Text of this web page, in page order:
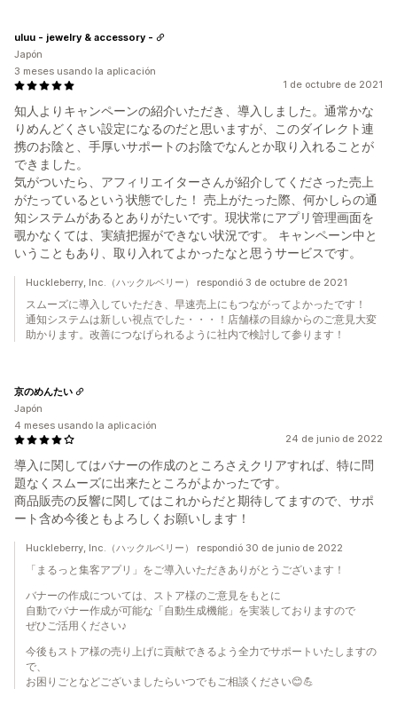
1 de octubre de 2021
知人よりキャンペーンの紹介いただき、導入しました。通常かな
りめんどくさい設定になるのだと思いますが、このダイレクト連
携のお陰と、手厚いサポートのお陰でなんとか取り入れることが
できました。
気がついたら、アフィリエイターさんが紹介してくださった売上
がたっているという状態でした！ 売上がたった際、何かしらの通
知システムがあるとありがたいです。現状常にアプリ管理画面を
覗かなくては、実績把握ができない状況です。 キャンペーン中と
いうこともあり、取り入れてよかったなと思うサービスです。
uluu - jewelry & accessory -
Japón
3 meses usando la aplicación
Huckleberry, Inc.（ハックルベリー） respondió 3 de octubre de 2021
スムーズに導入していただき、早速売上にもつながってよかったです！
通知システムは新しい視点でした・・・！店舗様の目線からのご意見大変
助かります。改善につなげられるように社内で検討して参ります！
24 de junio de 2022
導入に関してはバナーの作成のところさえクリアすれば、特に問
題なくスムーズに出来たところがよかったです。
商品販売の反響に関してはこれからだと期待してますので、サポ
ート含め今後ともよろしくお願いします！
京のめんたい
Japón
4 meses usando la aplicación
Huckleberry, Inc.（ハックルベリー） respondió 30 de junio de 2022
「まるっと集客アプリ」をご導入いただきありがとうございます！
バナーの作成については、ストア様のご意見をもとに
自動でバナー作成が可能な「自動生成機能」を実装しておりますので
ぜひご活用ください♪
今後もストア様の売り上げに貢献できるよう全力でサポートいたしますの
で、
お困りごとなどございましたらいつでもご相談ください😊💪